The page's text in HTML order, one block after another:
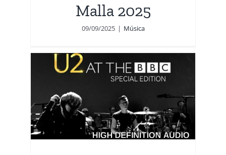
Malla 2025
09/09/2025 | Música